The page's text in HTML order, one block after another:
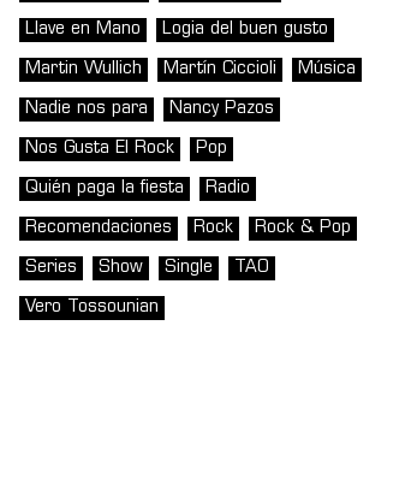
Llave en Mano Logia del buen gusto
Martin Wullich Martín Ciccioli Música
Nadie nos para Nancy Pazos
Nos Gusta El Rock Pop
Quién paga la fiesta Radio
Recomendaciones Rock Rock & Pop
Series Show Single TAO
Vero Tossounian